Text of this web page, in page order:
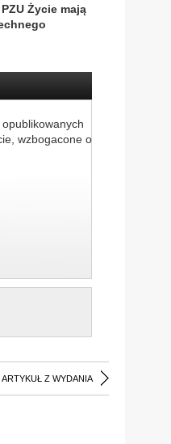
Życie mają
wzbogacone o
Z WYDANIA